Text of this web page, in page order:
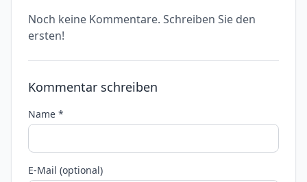
Noch keine Kommentare. Schreiben Sie den
ersten!
Kommentar schreiben
Name *
E-Mail (optional)